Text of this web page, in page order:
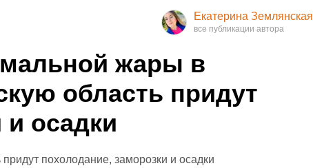
Екатерина Землянская
жары в
область придут
и осадки
похолодание, заморозки и осадки